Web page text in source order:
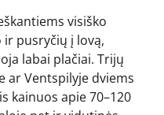
visiško
pusryčių į lovą,
labai plačiai. Trijų
ar Ventspilyje dviems
kainuos apie 70–120